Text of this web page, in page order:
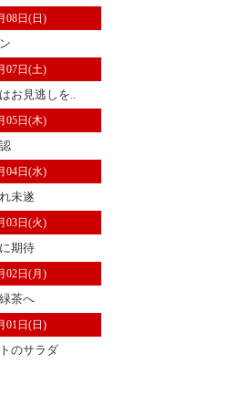
08日(日)
07日(土)
お見逃しを..
05日(木)
04日(水)
未遂
03日(火)
期待
02日(月)
茶へ
01日(日)
のサラダ